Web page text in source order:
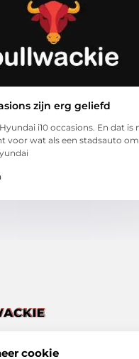
cookie
zijn erg geliefd
i10 occasions. En dat is
voor wat als een stadsauto
het op Bullwackie.nl.